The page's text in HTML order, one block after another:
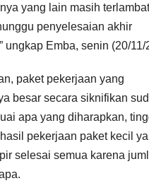
yang lain masih
penyelesaian akhir
ungkap Emba, senin (20/11/
paket pekerjaan yang
besar secara siknifikan
apa yang diharapkan,
pekerjaan paket kecil
selesai semua karena